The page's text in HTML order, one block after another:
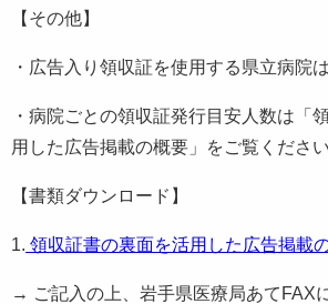
【その他】
・広告入り領収証を使用する県立病院
・病院ごとの領収証発行目安人数は「
用した広告掲載の概要」をご覧ください
【書類ダウンロード】
1. 領収証書の裏面を活用した広告掲載
→ ご記入の上、岩手県医療局あてFAX